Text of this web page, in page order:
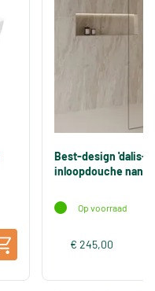
Best-design 'dalis-
inloopdouche nano
Op voorraad
€ 245,00